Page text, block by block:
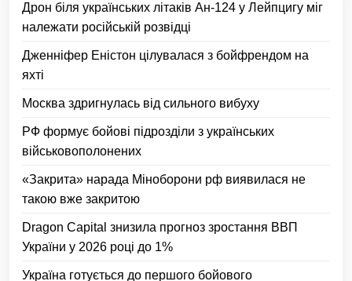
Дрон біля українських літаків Ан-124 у Лейпцигу міг
належати російській розвідці
Дженніфер Еністон цілувалася з бойфрендом на
яхті
Москва здригнулась від сильного вибуху
РФ формує бойові підрозділи з українських
військовополонених
«Закрита» нарада Міноборони рф виявилася не
такою вже закритою
Dragon Capital знизила прогноз зростання ВВП
України у 2026 році до 1%
Україна готується до першого бойового